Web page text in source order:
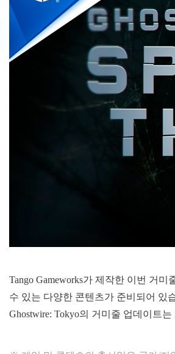
Tango Gameworks가 제작한 이번 거
수 있는 다양한 콘텐츠가 준비되어 있
Ghostwire: Tokyo의 거미줄 업데이트